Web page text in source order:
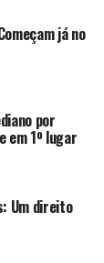
já no
por
em 1º lugar
Um direito